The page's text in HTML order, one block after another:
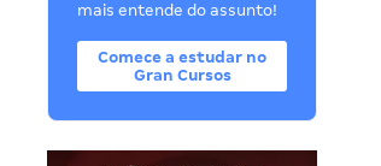
mais entende do assunto!
Comece a estudar no
Gran Cursos